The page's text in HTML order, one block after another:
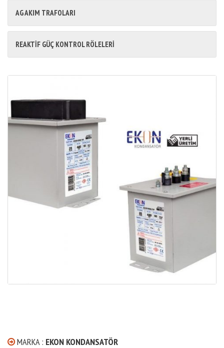
AG AKIM TRAFOLARI
REAKTİF GÜÇ KONTROL RÖLELERİ
MARKA : EKON KONDANSATÖR